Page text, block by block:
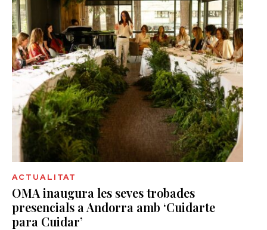
ACTUALITAT
OMA inaugura les seves trobades
presencials a Andorra amb ‘Cuidarte
para Cuidar’